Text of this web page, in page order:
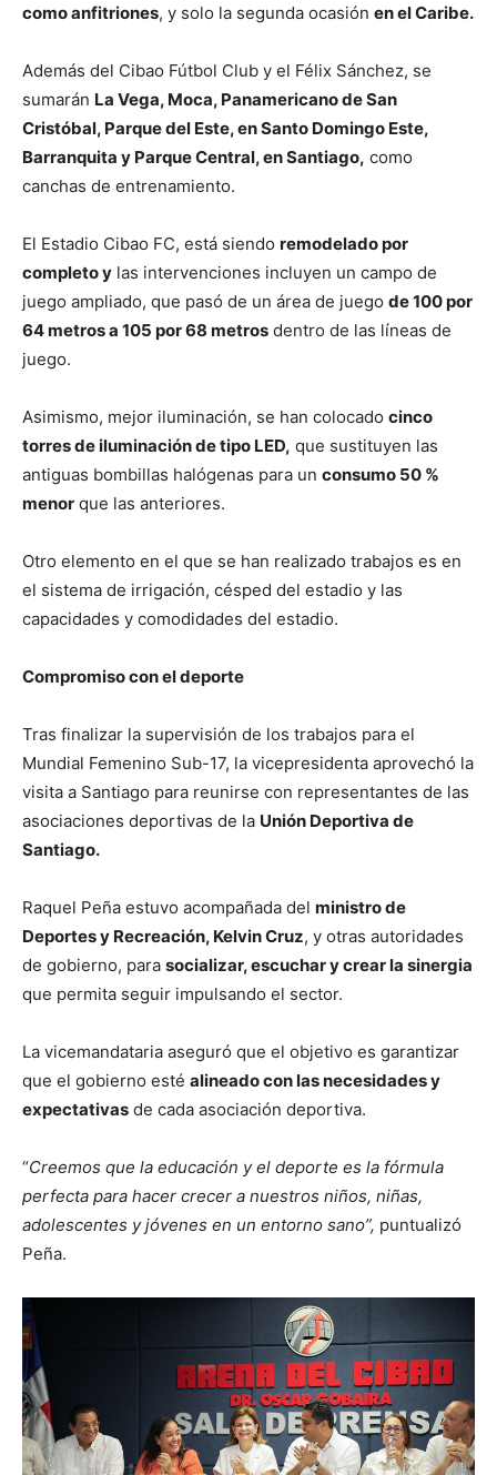
como anfitriones, y solo la segunda ocasión en el Caribe.
Además del Cibao Fútbol Club y el Félix Sánchez, se
sumarán La Vega, Moca, Panamericano de San
Cristóbal, Parque del Este, en Santo Domingo Este,
Barranquita y Parque Central, en Santiago, como
canchas de entrenamiento.
El Estadio Cibao FC, está siendo remodelado por
completo y las intervenciones incluyen un campo de
juego ampliado, que pasó de un área de juego de 100 por
64 metros a 105 por 68 metros dentro de las líneas de
juego.
Asimismo, mejor iluminación, se han colocado cinco
torres de iluminación de tipo LED, que sustituyen las
antiguas bombillas halógenas para un consumo 50 %
menor que las anteriores.
Otro elemento en el que se han realizado trabajos es en
el sistema de irrigación, césped del estadio y las
capacidades y comodidades del estadio.
Compromiso con el deporte
Tras finalizar la supervisión de los trabajos para el
Mundial Femenino Sub-17, la vicepresidenta aprovechó la
visita a Santiago para reunirse con representantes de las
asociaciones deportivas de la Unión Deportiva de
Santiago.
Raquel Peña estuvo acompañada del ministro de
Deportes y Recreación, Kelvin Cruz, y otras autoridades
de gobierno, para socializar, escuchar y crear la sinergia
que permita seguir impulsando el sector.
La vicemandataria aseguró que el objetivo es garantizar
que el gobierno esté alineado con las necesidades y
expectativas de cada asociación deportiva.
“Creemos que la educación y el deporte es la fórmula
perfecta para hacer crecer a nuestros niños, niñas,
adolescentes y jóvenes en un entorno sano”, puntualizó
Peña.